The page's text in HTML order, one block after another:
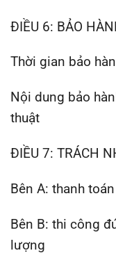
ĐIỀU 6: BẢO
Thời gian bảo
Nội dung bảo
thuật
ĐIỀU 7: TRÁCH
Bên A: thanh
Bên B: thi công
lượng